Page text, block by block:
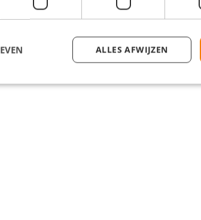
Hengelo, Enschede, Groningen Sontplein,
van 4,5%
ALLES AFWIJZEN